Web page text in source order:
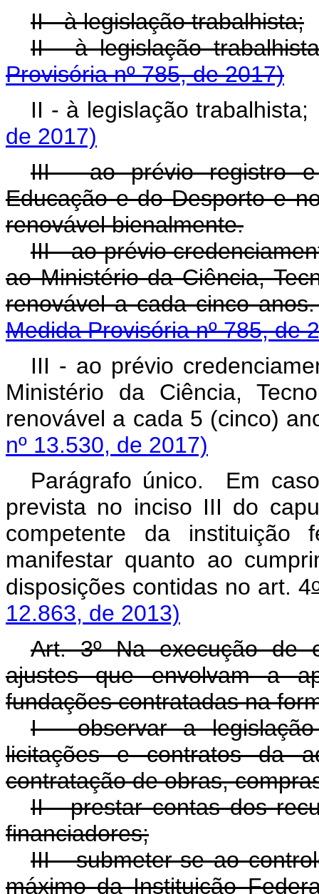
II - à legislação trabalhista;
II - à legislação
Provisória nº 785, de 2017)
II - à legislação
de 2017)
III - ao prévio registro e
Educação e do Desporto e
renovável bienalmente.
III - ao prévio
ao Ministério da Ciência,
renovável a cada
Medida Provisória nº 785, de
III - ao prévio
Ministério da Ciência,
renovável a cada 5
nº 13.530, de 2017)
Parágrafo único. Em
prevista no inciso III do
competente da
manifestar quanto ao
disposições contidas no art. 4
12.863, de 2013)
Art. 3º Na execução de
ajustes que envolvam a
fundações contratadas na
I - observar a
licitações e contratos da
contratação de obras,
II - prestar contas dos
financiadores;
III - submeter-se ao
máximo da Instituição